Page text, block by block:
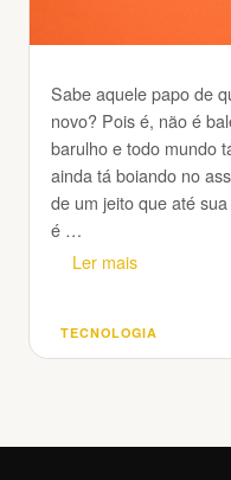
Sabe aquele papo de
novo? Pois é, não é
barulho e todo mundo
ainda tá boiando no
de um jeito que até
é …
Ler mais
Categorias
TECNOLOGIA